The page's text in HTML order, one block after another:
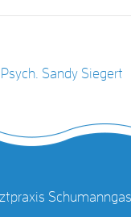
Sandy Siegert